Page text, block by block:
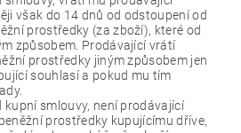
však do 14 dnů od odstoupení od
prostředky (za zboží), které od
způsobem. Prodávající vrátí
prostředky jiným způsobem jen
souhlasí a pokud mu tím
kupní smlouvy, není prodávající
prostředky kupujícímu dříve,